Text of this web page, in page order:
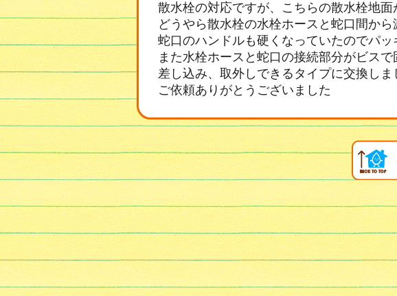
散水栓の対応ですが、こちらの散水栓地面
どうやら散水栓の水栓ホースと蛇口間か
蛇口のハンドルも硬くなっていたのでパッ
また水栓ホースと蛇口の接続部分がビス
差し込み、取外しできるタイプに交換しま
ご依頼ありがとうございました